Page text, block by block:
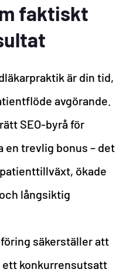
faktiskt
är din tid,
avgörande.
SEO-byrå för
en trevlig bonus – det
ökade
långsiktig
säkerställer att
konkurrensutsatt